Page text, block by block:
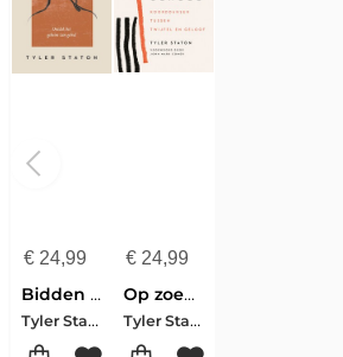
€24,99
Bidden als een monnik, leven als een dwaas
Tyler Staton
€24,99
Op zoek naar genoeg
Tyler Staton